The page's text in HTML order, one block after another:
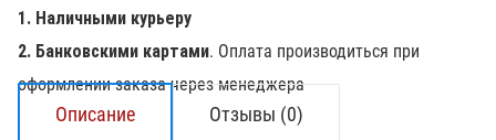
1. Наличными курьеру
2. Банковскими картами. Оплата производиться при
оформлении заказа через менеджера
Описание Отзывы (0)